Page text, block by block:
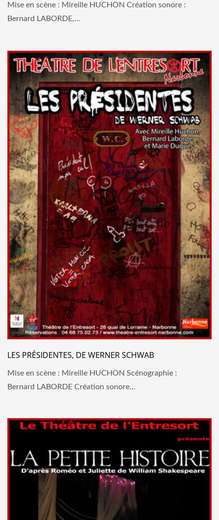
Mise en scène : Mireille HUCHON Création sonore :
Bernard LABORDE,…
LES PRÉSIDENTES, DE WERNER SCHWAB
Mise en scène : Mireille HUCHON Scénographie :
Bernard LABORDE Création sonore…